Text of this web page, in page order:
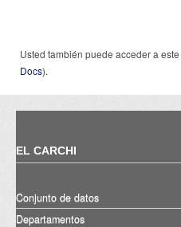
Usted también puede acceder a
Docs).
EL CARCHI
Conjunto de datos
Departamentos